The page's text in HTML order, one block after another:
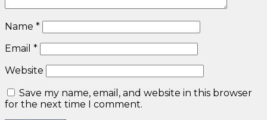
Name *
Email *
Website
Save my name, email, and website in this browser
for the next time I comment.